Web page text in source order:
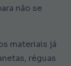
não se
materiais já
réguas